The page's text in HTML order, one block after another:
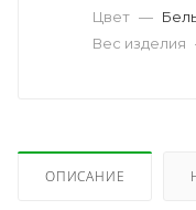
Цвет —
Вес изделия
ОПИСАНИЕ